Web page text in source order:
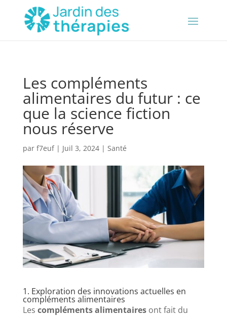
Les compléments
alimentaires du futur : ce
que la science fiction
nous réserve
par f7euf| Juil 3, 2024| Santé
1. Exploration des innovations actuelles en
compléments alimentaires
Les compléments alimentairesont fait du